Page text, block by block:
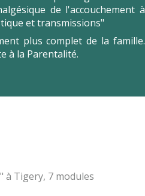
de l'accouchement à
et transmissions"
plus complet de la famille.
à la Parentalité.
à Tigery, 7 modules